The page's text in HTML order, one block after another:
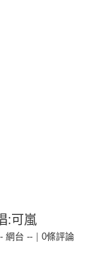
:可嵐
網台 -- 0條評論